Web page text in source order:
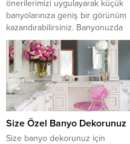
önerilerimizi uygulayarak küçük
banyolarınıza geniş bir görünüm
kazandırabilirsiniz. Banyonuzda
doğru bir biçimde yerleştirilmiş
vitrifiye ürünleri ve mobilyalarını,
açık ton renklerindeki malzemeler
ve cam yüzeyler ile bir araya
getirerek olduğundan daha ferah
bir görünüme sahip olabilirsiniz....
Size Özel Banyo Dekorunuz
Size banyo dekorunuz için